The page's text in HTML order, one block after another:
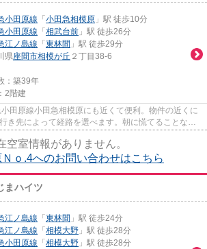
小田原線 「 小田急相模原 」駅 徒歩10分
小田原線 「 相武台前 」駅 徒歩26分
江ノ島線 「 東林間 」駅 徒歩29分
県座間市相模が丘 ２丁目38-6
：築39年
2階建
田原線小田急相模原にも近くて便利。物件の近くに
き先によって経路を選べます。朝に慌てることなく
空室情報がありません。
ｏ.4へのお問い合わせはこちら
まハイツ
江ノ島線 「 東林間 」駅 徒歩24分
江ノ島線 「 相模大野 」駅 徒歩28分
小田原線 「 相模大野 」駅 徒歩28分